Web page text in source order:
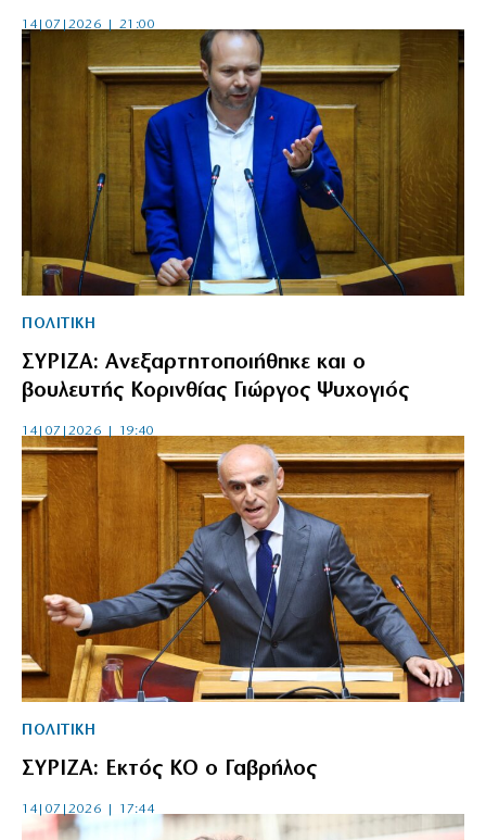
14|07|2026 | 21:00
ΠΟΛΙΤΙΚΗ
ΣΥΡΙΖΑ: Ανεξαρτητοποιήθηκε και ο
βουλευτής Κορινθίας Γιώργος Ψυχογιός
14|07|2026 | 19:40
ΠΟΛΙΤΙΚΗ
ΣΥΡΙΖΑ: Εκτός ΚΟ ο Γαβρήλος
14|07|2026 | 17:44